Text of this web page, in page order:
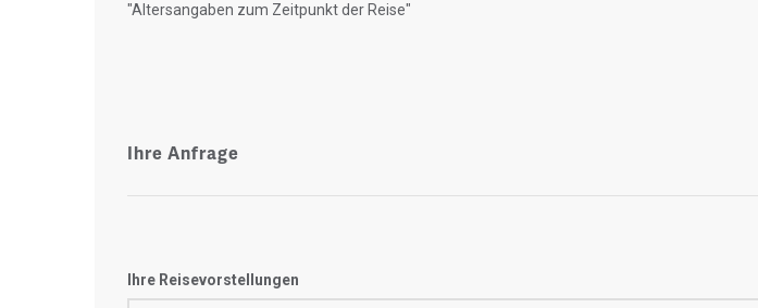
"Altersangaben zum Zeitpunkt der Reise"
Ihre Anfrage
Ihre Reisevorstellungen